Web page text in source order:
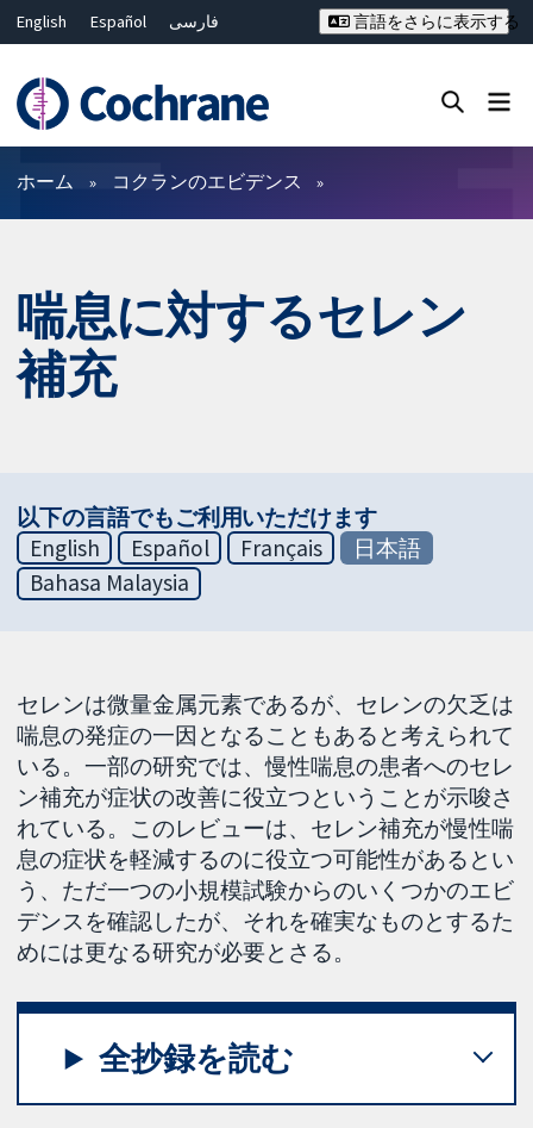
English Español
فارسی
Deutsch
Bahasa Malaysia
ไทย
繁體中文
简体中文
言語をさらに表示する
フィルター
ホーム コクランのエビデンス
喘息に対するセレン
補充
以下の言語でもご利用いただけます
English
Español Français
日本語
Bahasa Malaysia
セレンは微量金属元素であるが、セレンの欠乏は
喘息の発症の一因となることもあると考えられて
いる。一部の研究では、慢性喘息の患者へのセレ
ン補充が症状の改善に役立つということが示唆さ
れている。このレビューは、セレン補充が慢性喘
息の症状を軽減するのに役立つ可能性があるとい
う、ただ一つの小規模試験からのいくつかのエビ
デンスを確認したが、それを確実なものとするた
めには更なる研究が必要とさる。
全抄録を読む